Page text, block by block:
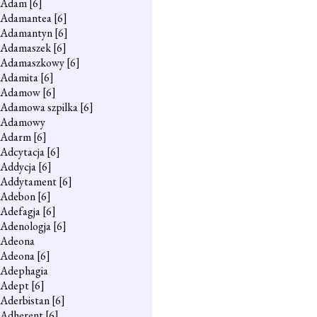
Adam [6]
Adamantea[6]
Adamantyn[6]
Adamaszek[6]
Adamaszkowy[6]
Adamita[6]
Adamow[6]
Adamowa szpilka[6]
Adamowy
Adarm[6]
Adcytacja[6]
Addycja[6]
Addytament[6]
Adebon[6]
Adefagja[6]
Adenologja[6]
Adeona
Adeona[6]
Adephagia
Adept[6]
Aderbistan[6]